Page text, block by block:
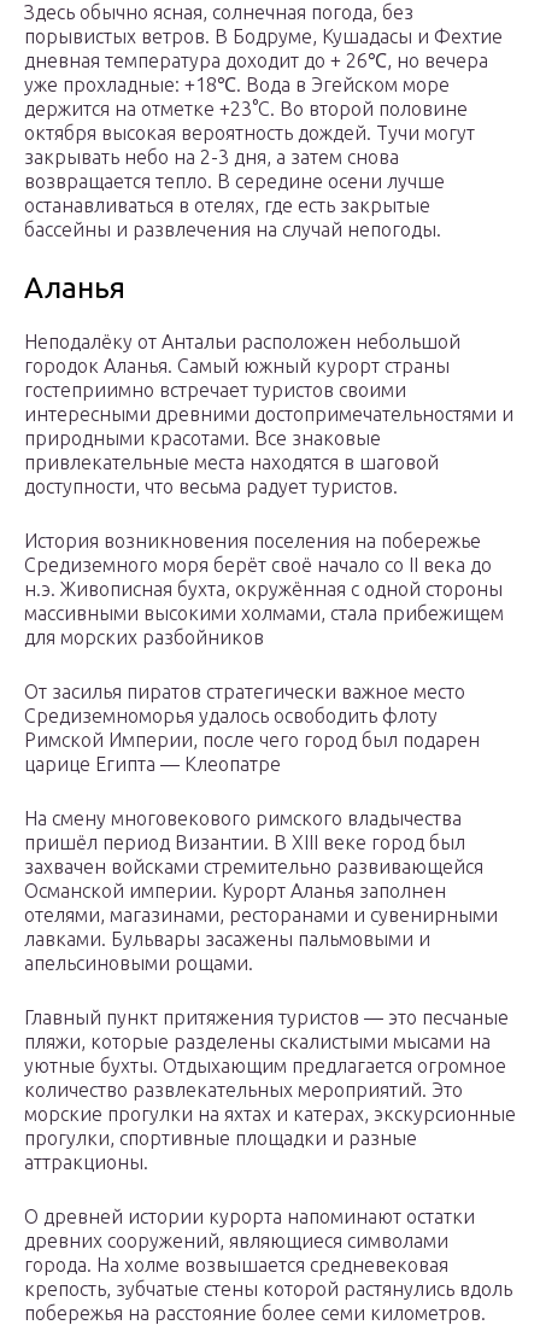
Здесь обычно ясная, солнечная погода, без
порывистых ветров. В Бодруме, Кушадасы и Фехтие
дневная температура доходит до + 26℃, но вечера
уже прохладные: +18℃. Вода в Эгейском море
держится на отметке +23°C. Во второй половине
октября высокая вероятность дождей. Тучи могут
закрывать небо на 2-3 дня, а затем снова
возвращается тепло. В середине осени лучше
останавливаться в отелях, где есть закрытые
бассейны и развлечения на случай непогоды.
Аланья
Неподалёку от Антальи расположен небольшой
городок Аланья. Самый южный курорт страны
гостеприимно встречает туристов своими
интересными древними достопримечательностями и
природными красотами. Все знаковые
привлекательные места находятся в шаговой
доступности, что весьма радует туристов.
История возникновения поселения на побережье
Средиземного моря берёт своё начало со II века до
н.э. Живописная бухта, окружённая с одной стороны
массивными высокими холмами, стала прибежищем
для морских разбойников
От засилья пиратов стратегически важное место
Средиземноморья удалось освободить флоту
Римской Империи, после чего город был подарен
царице Египта — Клеопатре
На смену многовекового римского владычества
пришёл период Византии. В XIII веке город был
захвачен войсками стремительно развивающейся
Османской империи. Курорт Аланья заполнен
отелями, магазинами, ресторанами и сувенирными
лавками. Бульвары засажены пальмовыми и
апельсиновыми рощами.
Главный пункт притяжения туристов — это песчаные
пляжи, которые разделены скалистыми мысами на
уютные бухты. Отдыхающим предлагается огромное
количество развлекательных мероприятий. Это
морские прогулки на яхтах и катерах, экскурсионные
прогулки, спортивные площадки и разные
аттракционы.
О древней истории курорта напоминают остатки
древних сооружений, являющиеся символами
города. На холме возвышается средневековая
крепость, зубчатые стены которой растянулись вдоль
побережья на расстояние более семи километров.